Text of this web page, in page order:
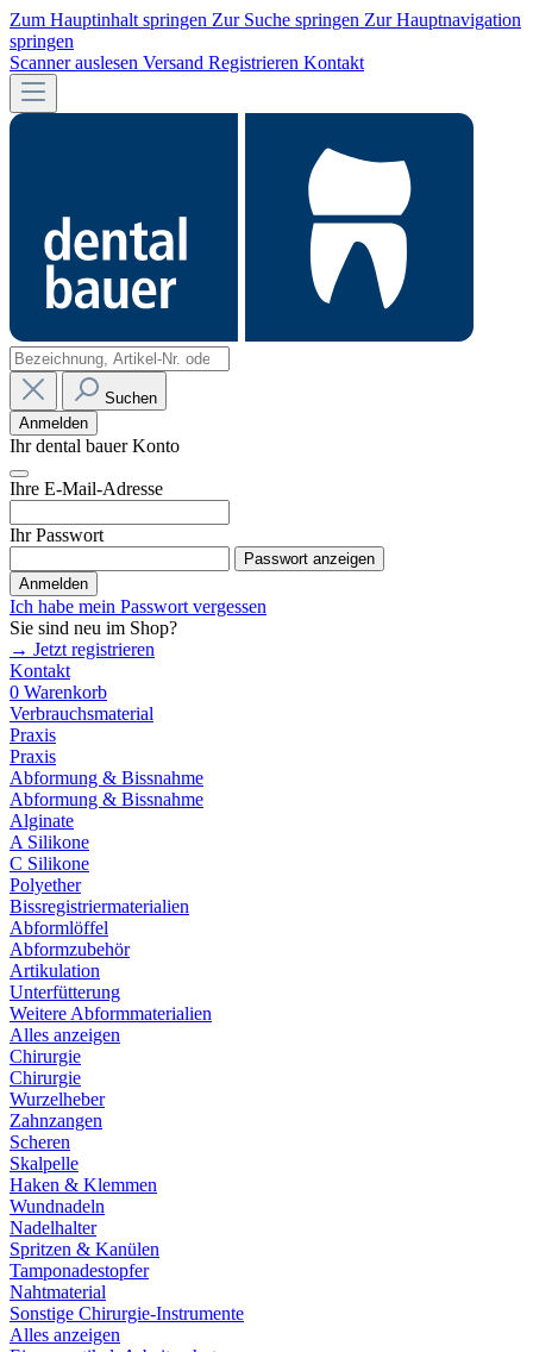
Zum Hauptinhalt springen Zur Suche springen Zur Hauptnavigation
springen
Scanner auslesen Versand Registrieren Kontakt
Suchen
Anmelden
Ihr dental bauer Konto
Ihre E-Mail-Adresse
Ihr Passwort
Passwort anzeigen
Anmelden
Ich habe mein Passwort vergessen
Sie sind neu im Shop?
→ Jetzt registrieren
Kontakt
0 Warenkorb
Verbrauchsmaterial
Praxis
Praxis
Abformung & Bissnahme
Abformung & Bissnahme
Alginate
A Silikone
C Silikone
Polyether
Bissregistriermaterialien
Abformlöffel
Abformzubehör
Artikulation
Unterfütterung
Weitere Abformmaterialien
Alles anzeigen
Chirurgie
Chirurgie
Wurzelheber
Zahnzangen
Scheren
Skalpelle
Haken & Klemmen
Wundnadeln
Nadelhalter
Spritzen & Kanülen
Tamponadestopfer
Nahtmaterial
Sonstige Chirurgie-Instrumente
Alles anzeigen